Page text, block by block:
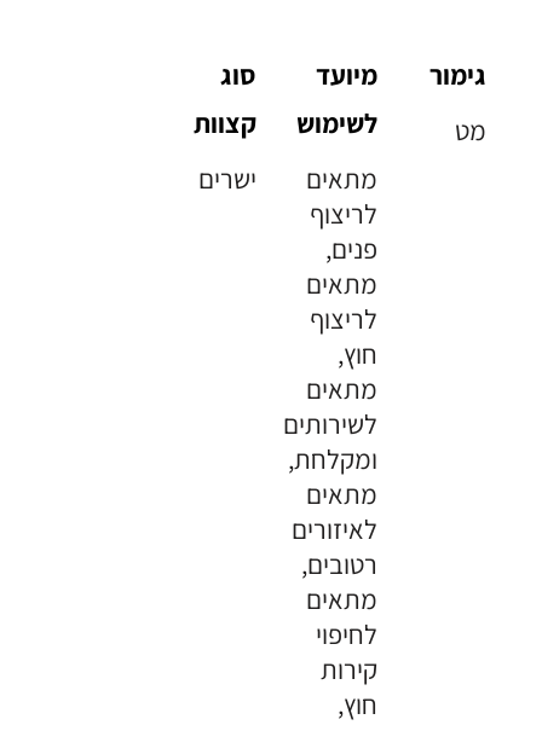
גימור
מט
מיועד
לשימוש
מתאים
לריצוף
פנים,
מתאים
לריצוף
חוץ,
מתאים
לשירותים
ומקלחת,
מתאים
לאיזורים
רטובים,
מתאים
לחיפוי
קירות
חוץ,
סוג
קצוות
ישרים